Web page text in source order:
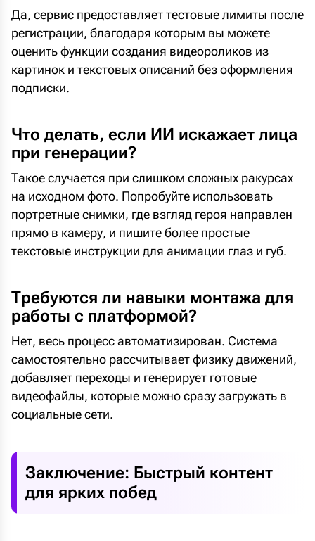
Да, сервис предоставляет тестовые лимиты после
регистрации, благодаря которым вы можете
оценить функции создания видеороликов из
картинок и текстовых описаний без оформления
подписки.
Что делать, если ИИ искажает лица
при генерации?
Такое случается при слишком сложных ракурсах
на исходном фото. Попробуйте использовать
портретные снимки, где взгляд героя направлен
прямо в камеру, и пишите более простые
текстовые инструкции для анимации глаз и губ.
Требуются ли навыки монтажа для
работы с платформой?
Нет, весь процесс автоматизирован. Система
самостоятельно рассчитывает физику движений,
добавляет переходы и генерирует готовые
видеофайлы, которые можно сразу загружать в
социальные сети.
Заключение: Быстрый контент
для ярких побед